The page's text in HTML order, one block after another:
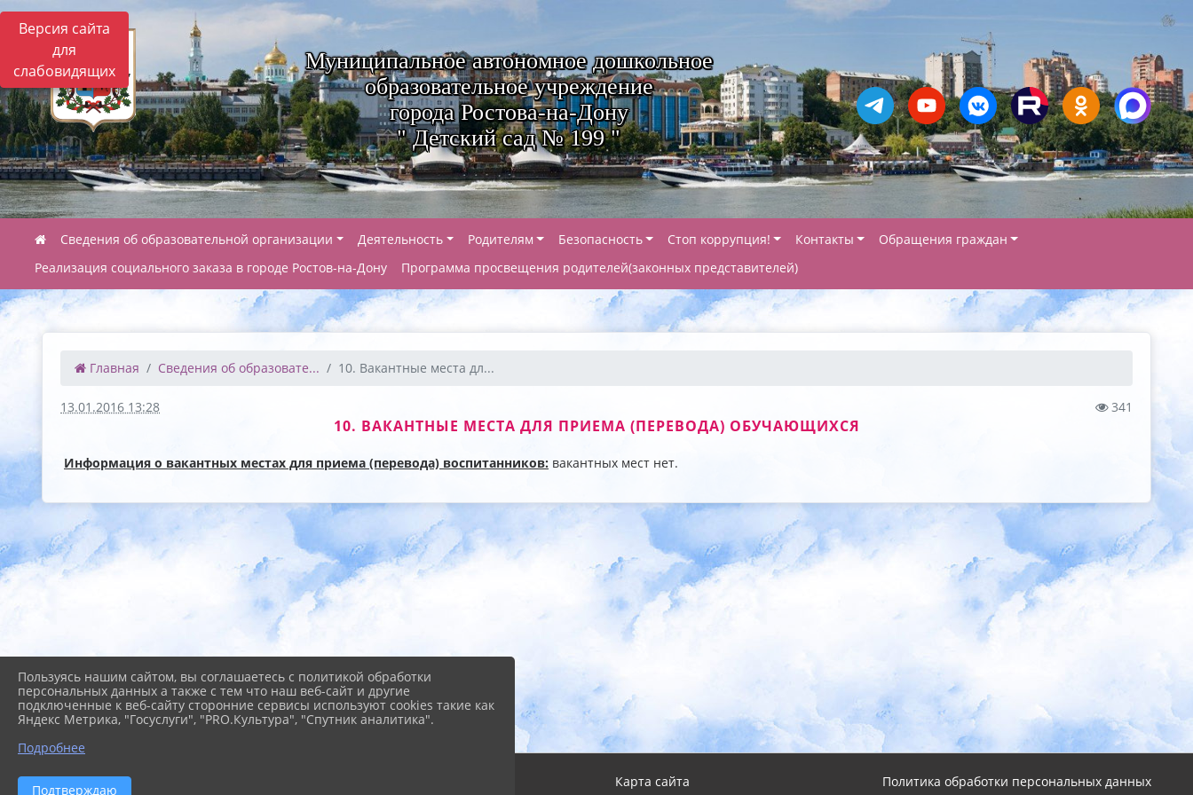
Версия сайта
для
слабовидящих
Муниципальное автономное дошкольное
образовательное учреждение
города Ростова-на-Дону
" Детский сад № 199 "
Сведения об образовательной организации Деятельность Родителям Безопасность Стоп коррупция! Контакты
Обращения граждан
Реализация социального заказа в городе Ростов-на-Дону
Программа просвещения родителей(законных представителей)
Главная Сведения об образовате... 10. Вакантные места дл...
13.01.2016 13:28 341
10. ВАКАНТНЫЕ МЕСТА ДЛЯ ПРИЕМА (ПЕРЕВОДА) ОБУЧАЮЩИХСЯ
Информация о вакантных местах для приема (перевода) воспитанников: вакантных мест нет.
2026 г. madou199rostov.ru Карта сайта Политика обработки персональных данных
Пользуясь нашим сайтом, вы соглашаетесь с политикой обработки
персональных данных а также с тем что наш веб-сайт и другие
подключенные к веб-сайту сторонние сервисы используют cookies такие как
Яндекс Метрика, "Госуслуги", "PRO.Культура", "Спутник аналитика".
Подробнее
Подтверждаю